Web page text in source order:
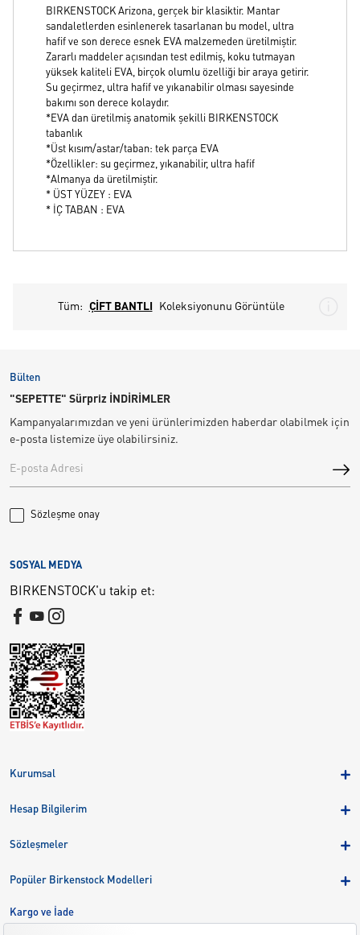
BIRKENSTOCK Arizona, gerçek bir klasiktir. Mantar
sandaletlerden esinlenerek tasarlanan bu model, ultra
hafif ve son derece esnek EVA malzemeden üretilmiştir.
Zararlı maddeler açısından test edilmiş, koku tutmayan
yüksek kaliteli EVA, birçok olumlu özelliği bir araya getirir.
Su geçirmez, ultra hafif ve yıkanabilir olması sayesinde
bakımı son derece kolaydır.
*EVA dan üretilmiş anatomik şekilli BIRKENSTOCK
tabanlık
*Üst kısım/astar/taban: tek parça EVA
*Özellikler: su geçirmez, yıkanabilir, ultra hafif
*Almanya da üretilmiştir.
* ÜST YÜZEY : EVA
* İÇ TABAN : EVA
Tüm: ÇİFT BANTLI Koleksiyonunu Görüntüle
Bülten
"SEPETTE" Sürpriz İNDİRİMLER
Kampanyalarımızdan ve yeni ürünlerimizden haberdar olabilmek için
e-posta listemize üye olabilirsiniz.
Sözleşme onay
Kurumsal
Birkenstock Group
Kariyer
Hesap Bilgilerim
Sipariş Takibi
Sözleşmeler
Kargo ve İade
Popüler Birkenstock Modelleri
Kargo ve İade
SOSYAL MEDYA
BIRKENSTOCK'u takip et: